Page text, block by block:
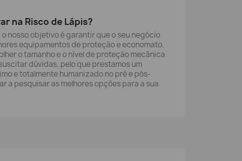
na Risco de Lápis?
o nosso objetivo é garantir que o seu negócio
equipamentos de proteção e economato.
o tamanho e o nível de proteção mecânica
dúvidas, pelo que prestamos um
e totalmente humanizado no pré e pós-
a pesquisar as melhores opções para a sua